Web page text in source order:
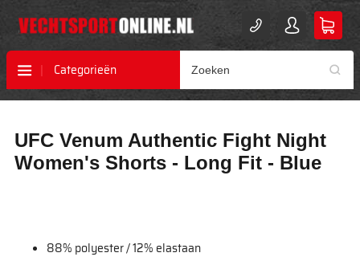
Categorieën
naar
het
einde
naar
het
begin
UFC Venum Authentic Fight Night
Women's Shorts - Long Fit - Blue
88% polyester / 12% elastaan